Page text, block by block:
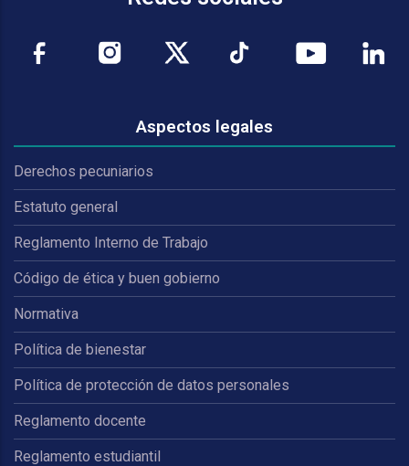
Aspectos legales
Derechos pecuniarios
Estatuto general
Reglamento Interno de Trabajo
Código de ética y buen gobierno
Normativa
Política de bienestar
Política de protección de datos personales
Reglamento docente
Reglamento estudiantil